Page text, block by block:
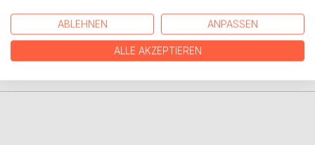
PRESSESTIMMEN
ABLEHNEN ANPASSEN
ALLE AKZEPTIEREN